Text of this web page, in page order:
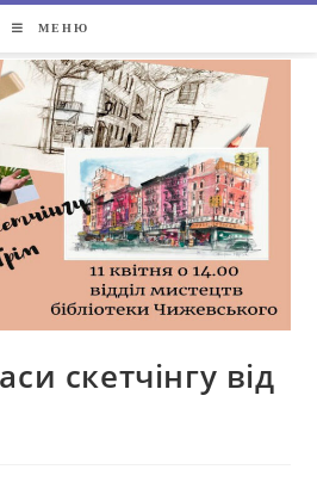
МЕНЮ
скетчінгу від